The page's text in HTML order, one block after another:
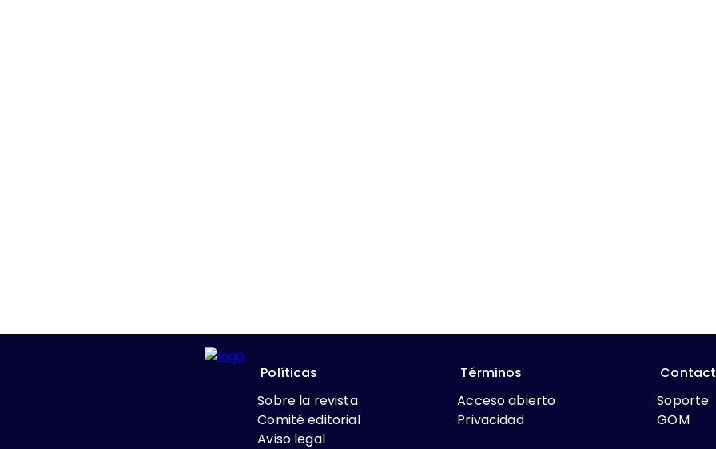
Políticas
Sobre la revista
Comité editorial
Aviso legal
Términos
Acceso abierto
Privacidad
Soporte
GOM